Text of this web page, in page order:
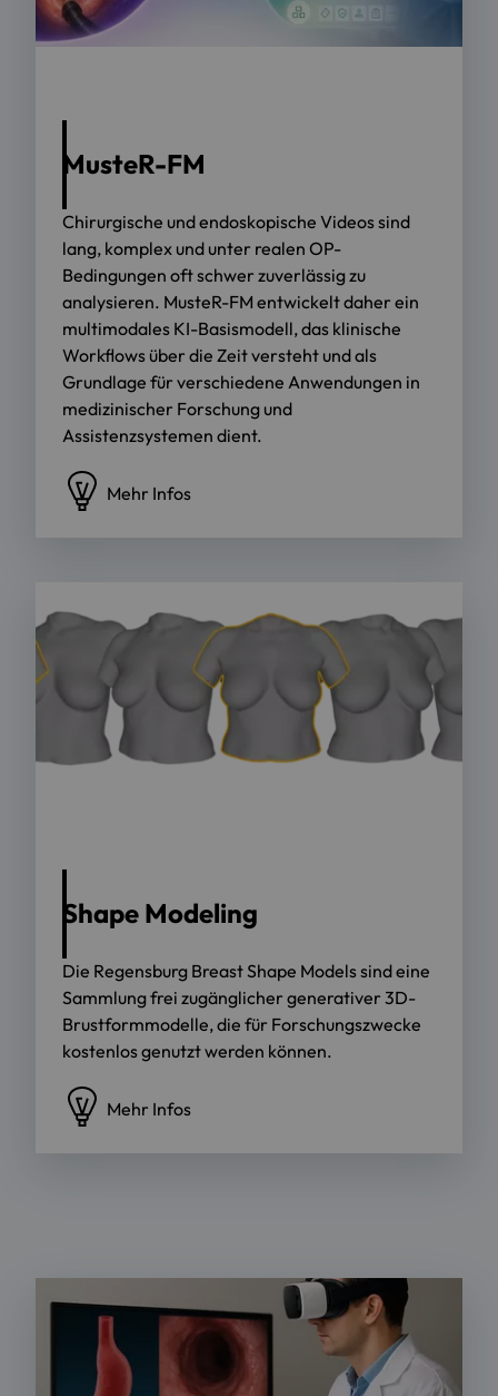
MusteR-FM
Chirurgische und endoskopische Videos sind
lang, komplex und unter realen OP-
Bedingungen oft schwer zuverlässig zu
analysieren. MusteR-FM entwickelt daher ein
multimodales KI-Basismodell, das klinische
Workflows über die Zeit versteht und als
Grundlage für verschiedene Anwendungen in
medizinischer Forschung und
Assistenzsystemen dient.
Mehr Infos
Shape Modeling
Die Regensburg Breast Shape Models sind eine
Sammlung frei zugänglicher generativer 3D-
Brustformmodelle, die für Forschungszwecke
kostenlos genutzt werden können.
Mehr Infos